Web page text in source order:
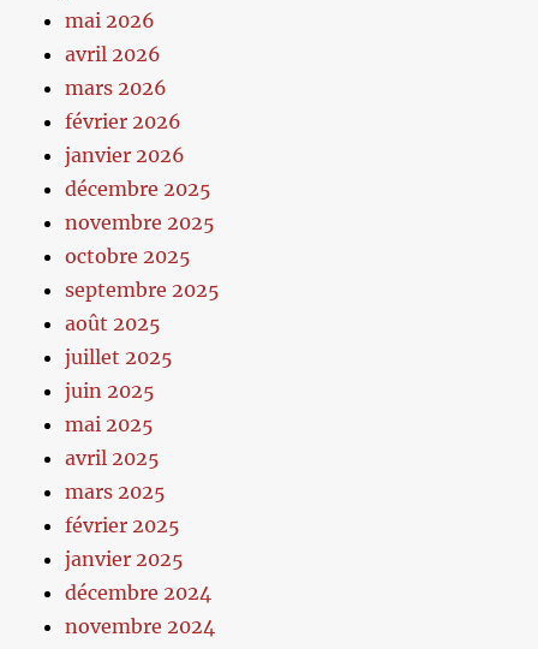
mai 2026
avril 2026
mars 2026
février 2026
janvier 2026
décembre 2025
novembre 2025
octobre 2025
septembre 2025
août 2025
juillet 2025
juin 2025
mai 2025
avril 2025
mars 2025
février 2025
janvier 2025
décembre 2024
novembre 2024